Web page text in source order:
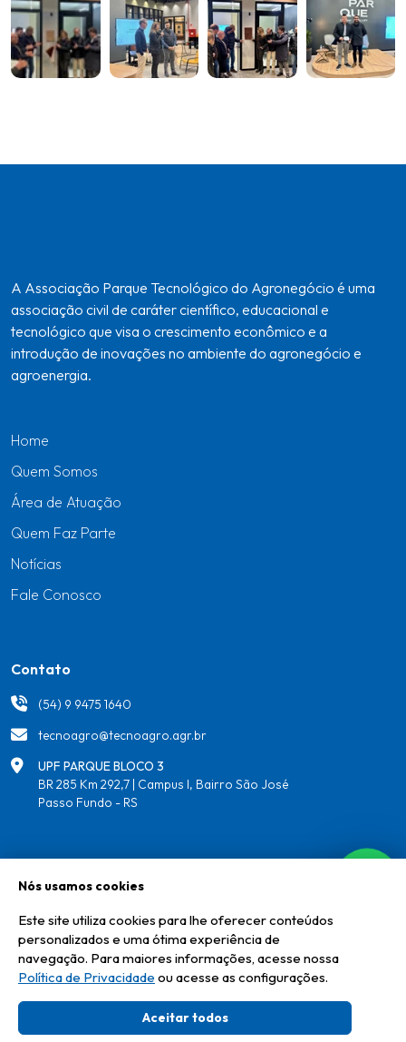
A Associação Parque Tecnológico do Agronegócio é uma
associação civil de caráter científico, educacional e
tecnológico que visa o crescimento econômico e a
introdução de inovações no ambiente do agronegócio e
agroenergia.
Home
Quem Somos
Área de Atuação
Quem Faz Parte
Notícias
Fale Conosco
Contato
(54) 9 9475 1640
tecnoagro@tecnoagro.agr.br
UPF PARQUE BLOCO 3
BR 285 Km 292,7 | Campus I, Bairro São José
Passo Fundo - RS
Copyright ©2026Tecnagro - Associação Parque Tecnológico do Agronegócio e
Nós usamos cookies
Este site utiliza cookies para lhe oferecer conteúdos
personalizados e uma ótima experiência de
navegação. Para maiores informações, acesse nossa
Política de Privacidade ou acesse as configurações.
Aceitar todos